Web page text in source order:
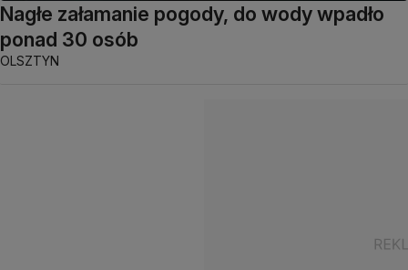
Nagłe załamanie pogody, do wody wpadło
ponad 30 osób
OLSZTYN